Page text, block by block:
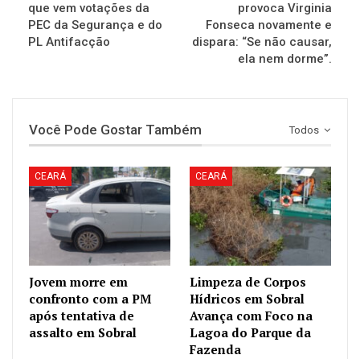
que vem votações da
PEC da Segurança e do
PL Antifacção
provoca Virginia
Fonseca novamente e
dispara: “Se não causar,
ela nem dorme”.
Todos
Você Pode Gostar Também
CEARÁ
Jovem morre em
confronto com a PM
após tentativa de
assalto em Sobral
CEARÁ
Limpeza de Corpos
Hídricos em Sobral
Avança com Foco na
Lagoa do Parque da
Fazenda